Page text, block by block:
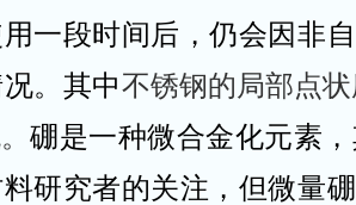
一段时间后，仍会因非
。 其中不锈钢的局部点
。 硼是一种微合金化元素
研究者的关注，但微量